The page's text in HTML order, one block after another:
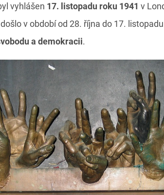
vyhlášen 17. listopadu roku 1941 v
v období od 28. října do 17.
a demokracii.